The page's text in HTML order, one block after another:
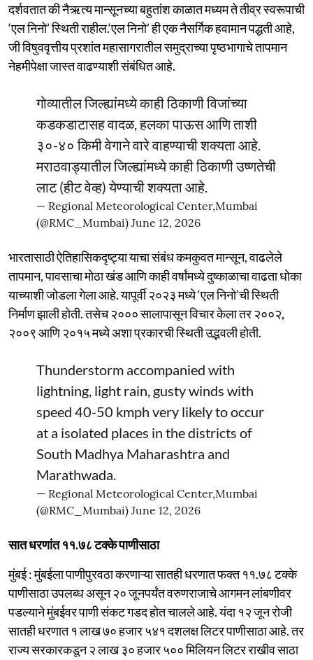
दर्शवतात की नैऋत्य मान्सूनच्या बहुतांश काळात मध्यम ते तीव्र स्वरूपाची
‘एल निनो’ स्थिती राहील.‘एल निनो’ ही एक नैसर्गिक हवामान पद्धती आहे,
जी विषुववृत्तीय प्रशांत महासागरातील समुद्राच्या पृष्ठभागाचे तापमान
नेहमीपेक्षा जास्त वाढण्याशी संबंधित आहे.
गोव्यातील जिल्ह्यांमध्ये काही ठिकाणी विजांच्या
कडकडाटासह वादळ, हलका पाऊस आणि ताशी
३०-४० किमी वेगाने वारे वाहण्याची शक्यता आहे.
मराठवाड्यातील जिल्ह्यांमध्ये काही ठिकाणी उष्णतेची
लाट (हीट वेव्ह) येण्याची शक्यता आहे.
— Regional Meteorological Center,Mumbai
(@RMC_Mumbai) June 12, 2026
भारतासाठी ऐतिहासिकदृष्ट्या याचा संबंध कमकुवत मान्सून, वाढलेले
तापमान, पावसाचा मोठा खंड आणि काही वर्षांमध्ये दुष्काळाचा वाढता धोका
याच्याशी जोडला गेला आहे. यापूर्वी २०२३ मध्ये ‘एल निनो’ची स्थिती
निर्माण झाली होती. तसेच २००० सालापासून विचार केला तर २००२,
२००९ आणि २०१५ मध्ये अशा प्रकारची स्थिती उद्भवली होती.
Thunderstorm accompanied with
lightning, light rain, gusty winds with
speed 40-50 kmph very likely to occur
at a isolated places in the districts of
South Madhya Maharashtra and
Marathwada.
— Regional Meteorological Center,Mumbai
(@RMC_Mumbai) June 12, 2026
सात धरणांत ११.७८ टक्के पाणीसाठा
मुंबई : मुंबईला पाणीपुरवठा करणाऱ्या सातही धरणात फक्त ११.७८ टक्के
पाणीसाठा उपलब्ध असून २० जूनपर्यंत वरुणराजाचे आगमन लांबणीवर
पडल्याने मुंबईवर पाणी संकट गडद होत चालले आहे. यंदा १२ जून रोजी
सातही धरणात १ लाख ७० हजार ५४१ दशलक्ष लिटर पाणीसाठा आहे. तर
राज्य सरकारकडून २ लाख ३० हजार ५०० मिलियन लिटर राखीव साठा